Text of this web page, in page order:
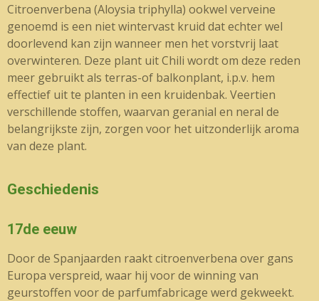
Citroenverbena (Aloysia triphylla) ookwel verveine
genoemd is een niet wintervast kruid dat echter wel
doorlevend kan zijn wanneer men het vorstvrij laat
overwinteren. Deze plant uit Chili wordt om deze reden
meer gebruikt als terras-of balkonplant, i.p.v. hem
effectief uit te planten in een kruidenbak. Veertien
verschillende stoffen, waarvan geranial en neral de
belangrijkste zijn, zorgen voor het uitzonderlijk aroma
van deze plant.
Geschiedenis
17de eeuw
Door de Spanjaarden raakt citroenverbena over gans
Europa verspreid, waar hij voor de winning van
geurstoffen voor de parfumfabricage werd gekweekt.